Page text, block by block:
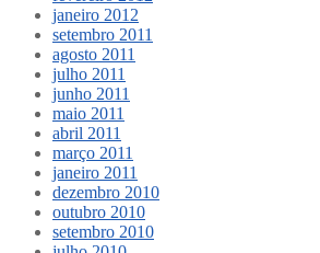
janeiro 2012
setembro 2011
agosto 2011
julho 2011
junho 2011
maio 2011
abril 2011
março 2011
janeiro 2011
dezembro 2010
outubro 2010
setembro 2010